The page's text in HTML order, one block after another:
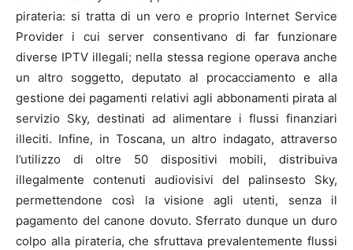
pirateria: si tratta di un vero e proprio Internet Service
Provider i cui server consentivano di far funzionare
diverse IPTV illegali; nella stessa regione operava anche
un altro soggetto, deputato al procacciamento e alla
gestione dei pagamenti relativi agli abbonamenti pirata al
servizio Sky, destinati ad alimentare i flussi finanziari
illeciti. Infine, in Toscana, un altro indagato, attraverso
l’utilizzo di oltre 50 dispositivi mobili, distribuiva
illegalmente contenuti audiovisivi del palinsesto Sky,
permettendone così la visione agli utenti, senza il
pagamento del canone dovuto. Sferrato dunque un duro
colpo alla pirateria, che sfruttava prevalentemente flussi